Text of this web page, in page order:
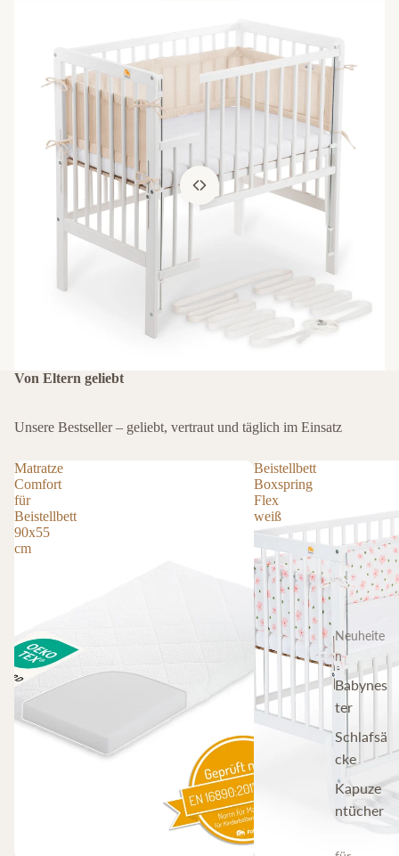
Neuheite
n
Babynes
ter
Schlafsä
cke
Kapuze
ntücher
Von Eltern geliebt
Unsere Bestseller – geliebt, vertraut und täglich im Einsatz
Matratze
Comfort
für
Beistellbett
90x55
cm
Beistellbett
Boxspring
Flex
weiß